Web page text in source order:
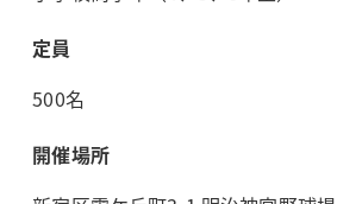
定員
500名
開催場所